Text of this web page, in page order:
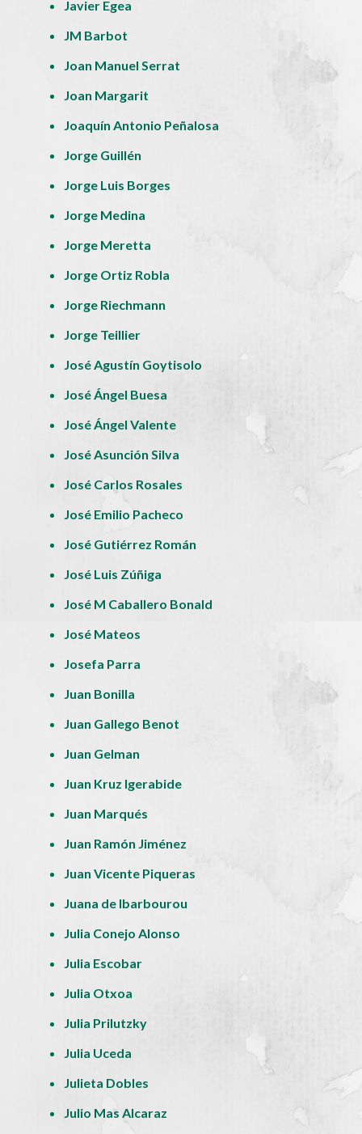
Javier Egea
JM Barbot
Joan Manuel Serrat
Joan Margarit
Joaquín Antonio Peñalosa
Jorge Guillén
Jorge Luis Borges
Jorge Medina
Jorge Meretta
Jorge Ortiz Robla
Jorge Riechmann
Jorge Teillier
José Agustín Goytisolo
José Ángel Buesa
José Ángel Valente
José Asunción Silva
José Carlos Rosales
José Emilio Pacheco
José Gutiérrez Román
José Luis Zúñiga
José M Caballero Bonald
José Mateos
Josefa Parra
Juan Bonilla
Juan Gallego Benot
Juan Gelman
Juan Kruz Igerabide
Juan Marqués
Juan Ramón Jiménez
Juan Vicente Piqueras
Juana de Ibarbourou
Julia Conejo Alonso
Julia Escobar
Julia Otxoa
Julia Prilutzky
Julia Uceda
Julieta Dobles
Julio Mas Alcaraz